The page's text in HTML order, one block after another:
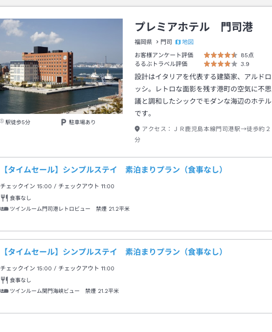
駅徒歩5分 駐車場あり
プレミアホテル 門司港
福岡県 門司
地図
お客様アンケート評価
85点
るるぶトラベル評価
3.9
設計はイタリアを代表する建築家、アルドロ
ッシ。レトロな面影を残す港町の空気に不思
議と調和したシックでモダンな海辺のホテル
です。
アクセス：
ＪＲ鹿児島本線門司港駅→徒歩約２
分
【タイムセール】シンプルステイ 素泊まりプラン（食事なし）
チェックイン15:00 / チェックアウト 11:00
食事なし
ツインルーム門司港レトロビュー 禁煙 21.2平米
【タイムセール】シンプルステイ 素泊まりプラン（食事なし）
チェックイン15:00 / チェックアウト 11:00
食事なし
ツインルーム関門海峡ビュー 禁煙 21.2平米